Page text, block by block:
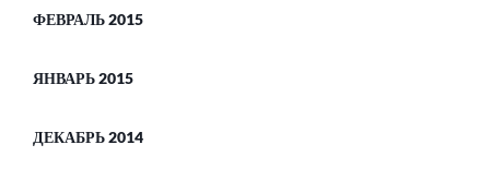
ФЕВРАЛЬ 2015
ЯНВАРЬ 2015
ДЕКАБРЬ 2014